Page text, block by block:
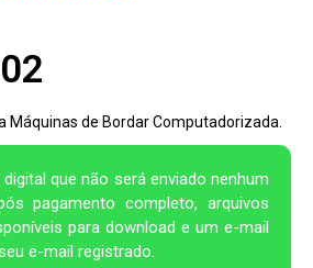
Máquinas de Bordar Computadorizada.
que não será enviado nenhum
pagamento completo, arquivos
para download e um e-mail
e-mail registrado.